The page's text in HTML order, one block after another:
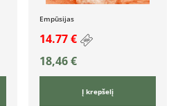
Empūsijas
14.77 €
18,46€
Į krepšelį